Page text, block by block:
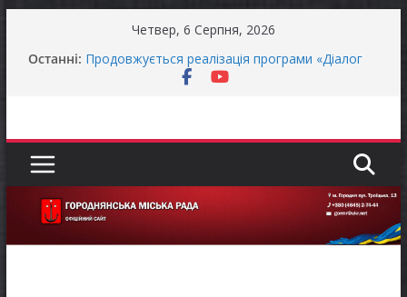
Четвер, 6 Серпня, 2026
Останні: МОВЧАННЯ
Продовжується реалізація програми «Діалог
відсоткові податкові пільги для територій,
щодо яких прийнято рішення про обов’язкову
Відбулась 45-та сесія Городнянської міської
ради восьмого скликання
Фахівці із супроводу ветеранів війни та
демобілізованих осіб в Городнянській громаді